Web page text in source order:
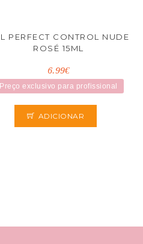
PERFECT CONTROL NUDE
ROSÉ 15ML
6.99€
Preço exclusivo para profissional
ADICIONAR